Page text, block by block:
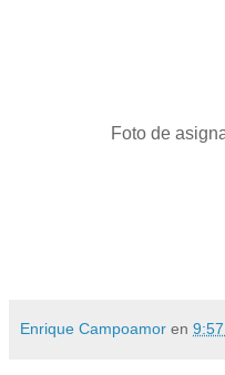
Foto de
Enrique Campoamor en